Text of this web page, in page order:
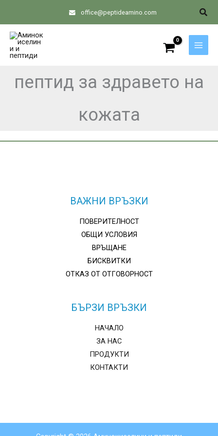
content
office@peptideamino.com
пептид за здравето на
кожата
ВАЖНИ ВРЪЗКИ
ПОВЕРИТЕЛНОСТ
ОБЩИ УСЛОВИЯ
ВРЪЩАНЕ
БИСКВИТКИ
ОТКАЗ ОТ ОТГОВОРНОСТ
БЪРЗИ ВРЪЗКИ
НАЧАЛО
ЗА НАС
ПРОДУКТИ
КОНТАКТИ